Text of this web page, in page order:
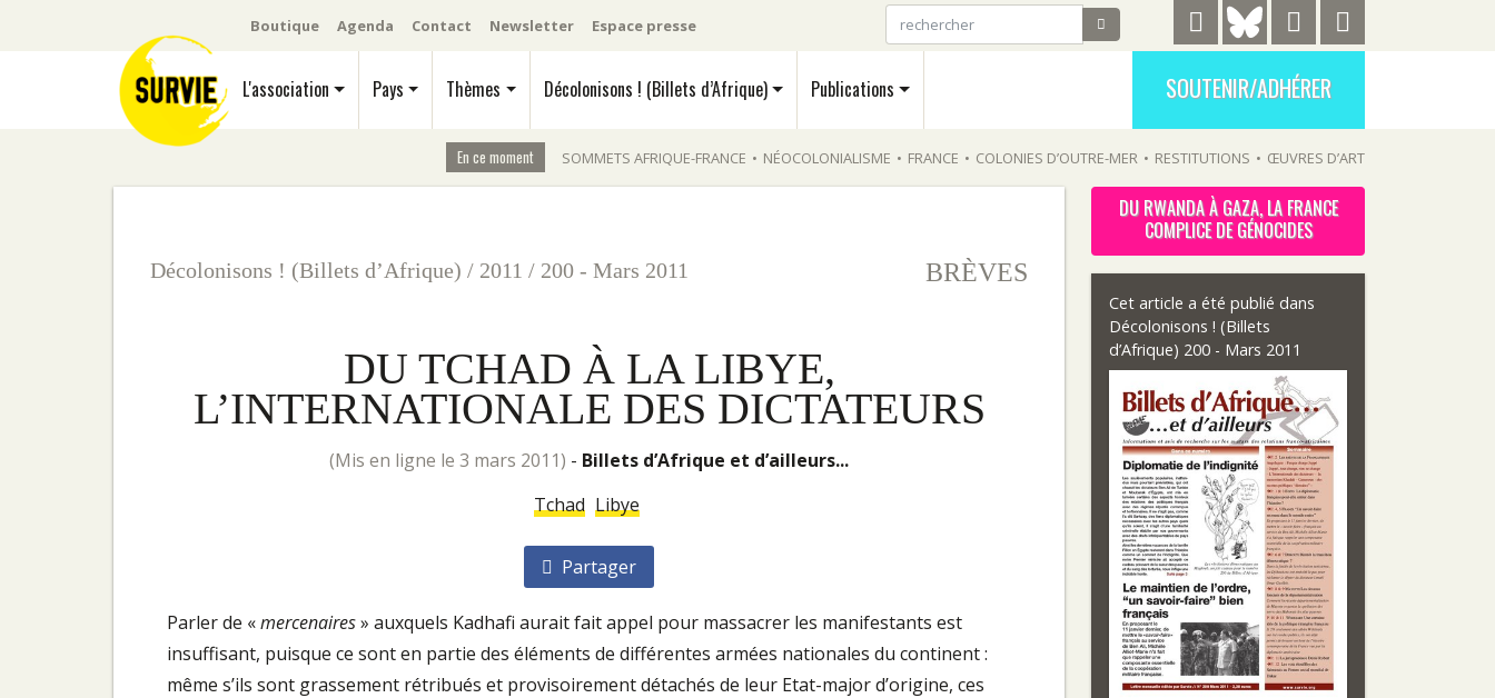
Boutique Agenda Contact Newsletter Espace presse
L'association Pays Thèmes Décolonisons ! (Billets d’Afrique) Publications SOUTENIR/ADHÉRER
En ce moment SOMMETS AFRIQUE-FRANCE • NÉOCOLONIALISME • FRANCE • COLONIES D’OUTRE-MER • RESTITUTIONS • ŒUVRES D’ART
Décolonisons ! (Billets d’Afrique) / 2011 / 200 - Mars 2011 BRÈVES
DU TCHAD À LA LIBYE,
L’INTERNATIONALE DES DICTATEURS
(mis en ligne le 3 mars 2011) - Billets d’Afrique et d’ailleurs...
Tchad Libye
Partager
Parler de «mercenaires» auxquels Kadhafi aurait fait appel pour massacrer les manifestants est
insuffisant, puisque ce sont en partie des éléments de différentes armées nationales du continent :
même s’ils sont grassement rétribués et provisoirement détachés de leur Etat-major d’origine, ces
DU RWANDA À GAZA, LA FRANCE
COMPLICE DE GÉNOCIDES
Cet article a été publié dans
Décolonisons ! (Billets
d’Afrique) 200 - Mars 2011